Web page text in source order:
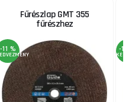
Fűrészlap GMT 355
fűrészhez
-11 % -15